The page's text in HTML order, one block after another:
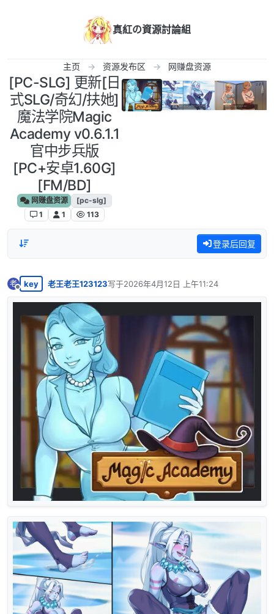
真紅の資源討論組
主页 资源发布区 网赚盘资源
[PC-SLG] 更新[日
式SLG/奇幻/扶她]
魔法学院Magic
Academy v0.6.1.1
官中步兵版
[PC+安卓1.60G]
[FM/BD]
网赚盘资源
[pc-slg]
1
1 113
登录后回复
老
离线
key 老王老王123123写于2026年4月12日 上午11:24
最后由 编辑